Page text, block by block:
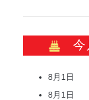
今
8月1日
8月1日